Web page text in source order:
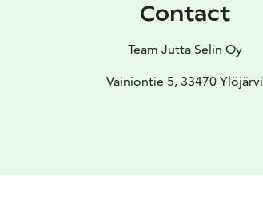
Contact
Team Jutta Selin Oy
Vainiontie 5, 33470 Ylöjärvi